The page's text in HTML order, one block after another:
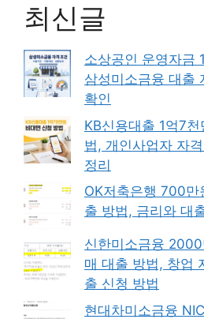
최신글
소상공인 운영자금
삼성미소금융 대출
확인
KB신용대출 1억7
법, 개인사업자 자
정리
OK저축은행 700만
출 방법, 금리와 대
신한미소금융
매 대출 방법, 창업
출 신청 방법
현대차미소금융